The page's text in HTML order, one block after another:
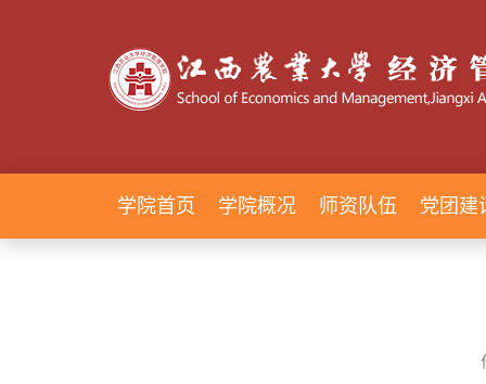
学院首页 学院概况 师资队伍 党团建